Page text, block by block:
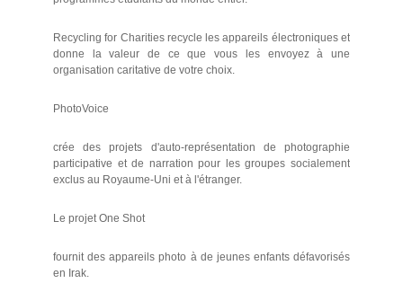
Recycling for Charities recycle les appareils électroniques et
donne la valeur de ce que vous les envoyez à une
organisation caritative de votre choix.
PhotoVoice
crée des projets d'auto-représentation de photographie
participative et de narration pour les groupes socialement
exclus au Royaume-Uni et à l'étranger.
Le projet One Shot
fournit des appareils photo à de jeunes enfants défavorisés
en Irak.